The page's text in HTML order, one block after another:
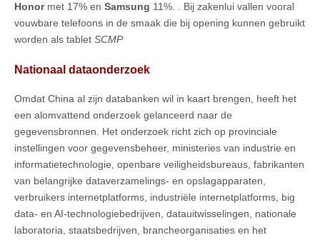
Honor met 17% en Samsung 11%. . Bij zakenlui vallen vooral
vouwbare telefoons in de smaak die bij opening kunnen gebruikt
worden als tablet SCMP
Nationaal dataonderzoek
Omdat China al zijn databanken wil in kaart brengen, heeft het
een alomvattend onderzoek gelanceerd naar de
gegevensbronnen. Het onderzoek richt zich op provinciale
instellingen voor gegevensbeheer, ministeries van industrie en
informatietechnologie, openbare veiligheidsbureaus, fabrikanten
van belangrijke dataverzamelings- en opslagapparaten,
verbruikers internetplatforms, industriële internetplatforms, big
data- en AI-technologiebedrijven, datauitwisselingen, nationale
laboratoria, staatsbedrijven, brancheorganisaties en het